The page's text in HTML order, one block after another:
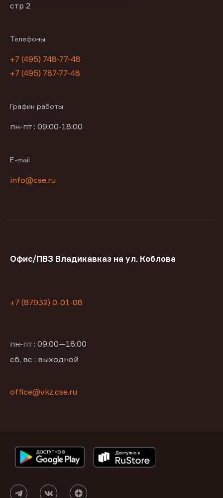
стр 2
Телефоны
+7 (495) 748-77-48
+7 (495) 787-77-48
График работы
пн-пт : 09:00-18:00
E-mail
info@cse.ru
Офис/ПВЗ Владикавказ на ул. Коблова
+7 (87932) 0-01-08
пн-пт : 09:00—18:00
сб, вс : выходной
office@vkz.cse.ru